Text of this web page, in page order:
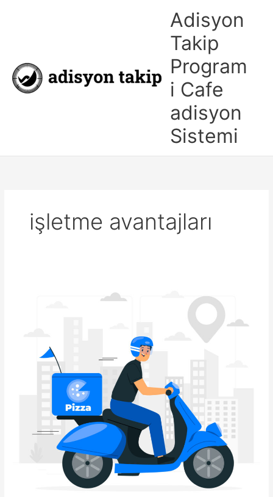
Adisyon
Takip
Program
i Cafe
adisyon
Sistemi
işletme avantajları